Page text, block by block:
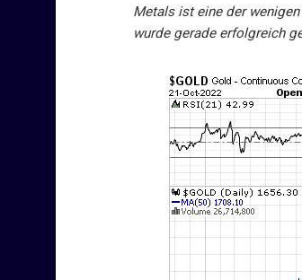
Metals ist eine der
wurde gerade erfolgreich